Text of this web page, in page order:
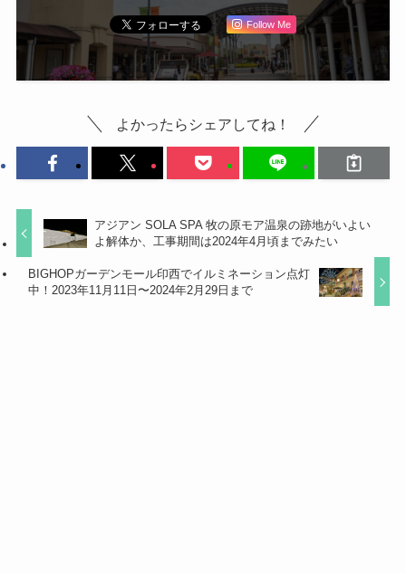
Follow Me
よかったらシェアしてね！
アジアン SOLA SPA 牧の原モア温泉の跡地がいよい
よ解体か、工事期間は2024年4月頃までみたい
BIGHOPガーデンモール印西でイルミネーション点灯
中！2023年11月11日〜2024年2月29日まで